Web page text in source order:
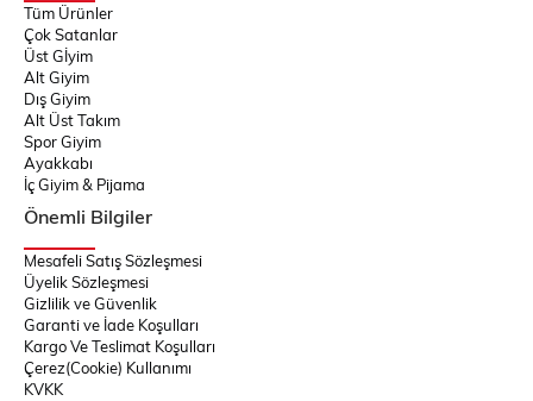
Tüm Ürünler
Çok Satanlar
Üst Gİyim
Alt Giyim
Dış Giyim
Alt Üst Takım
Spor Giyim
Ayakkabı
İç Giyim & Pijama
Önemli Bilgiler
Mesafeli Satış Sözleşmesi
Üyelik Sözleşmesi
Gizlilik ve Güvenlik
Garanti ve İade Koşulları
Kargo Ve Teslimat Koşulları
Çerez(Cookie) Kullanımı
KVKK